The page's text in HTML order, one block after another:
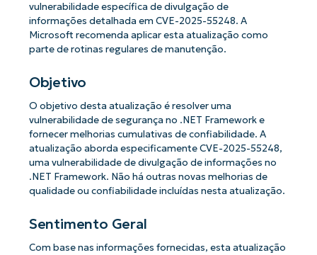
vulnerabilidade específica de divulgação de
informações detalhada em CVE-2025-55248. A
Microsoft recomenda aplicar esta atualização como
parte de rotinas regulares de manutenção.
Objetivo
O objetivo desta atualização é resolver uma
vulnerabilidade de segurança no .NET Framework e
fornecer melhorias cumulativas de confiabilidade. A
atualização aborda especificamente CVE-2025-55248,
uma vulnerabilidade de divulgação de informações no
.NET Framework. Não há outras novas melhorias de
qualidade ou confiabilidade incluídas nesta atualização.
Sentimento Geral
Com base nas informações fornecidas, esta atualização